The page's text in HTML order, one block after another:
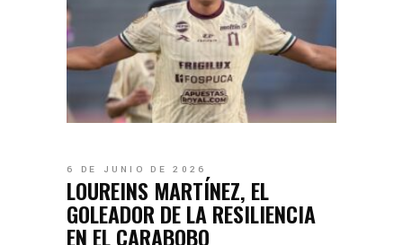
6 DE JUNIO DE 2026
LOUREINS MARTÍNEZ, EL
GOLEADOR DE LA RESILIENCIA
EN EL CARABOBO